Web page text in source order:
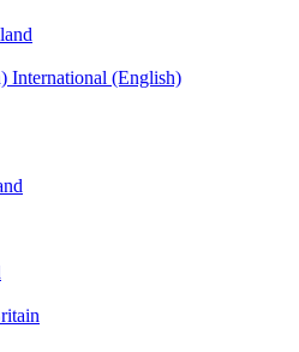
International (English)